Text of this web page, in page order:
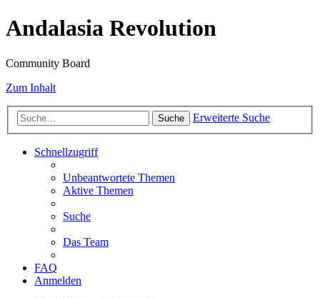
Andalasia Revolution
Community Board
Zum Inhalt
Suche Erweiterte Suche
Schnellzugriff
Unbeantwortete Themen
Aktive Themen
Suche
Das Team
FAQ
Anmelden